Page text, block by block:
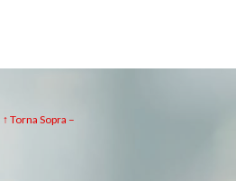
↑ Torna Sopra –